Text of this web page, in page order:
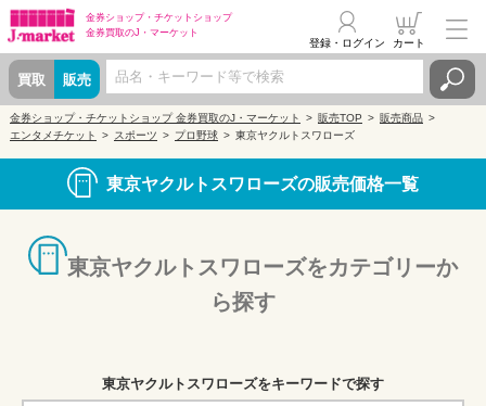
金券ショップ・ チケットショップ
金券買取のJ・マーケット
買取 販売
登録・ログイン カート
金券ショップ・チケットショップ 金券買取のJ・マーケット 販売TOP
販売商品
エンタメチケット
スポーツ プロ野球 東京ヤクルトスワローズ
東京ヤクルトスワローズの販売価格一覧
東京ヤクルトスワローズをカテゴリーか
ら探す
東京ヤクルトスワローズをキーワードで探す